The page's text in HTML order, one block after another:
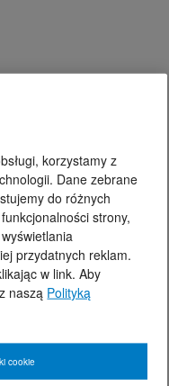
korzystamy z
Dane zebrane
do różnych
strony,
przydatnych reklam.
w link. Aby
naszą Polityką
cookie